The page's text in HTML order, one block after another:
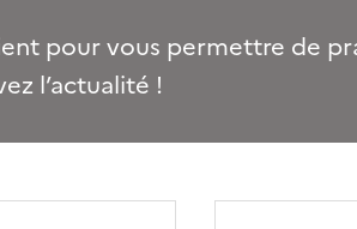
pour vous permettre de
l’actualité !